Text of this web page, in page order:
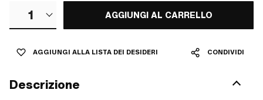
1 AGGIUNGI AL CARRELLO
AGGIUNGI ALLA LISTA DEI DESIDERI CONDIVIDI
Descrizione